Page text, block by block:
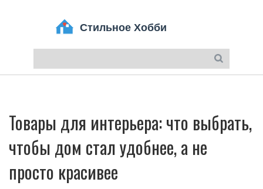
Товары для интерьера: что выбрать,
чтобы дом стал удобнее, а не
просто красивее